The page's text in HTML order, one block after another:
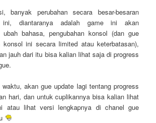
banyak perubahan secara besar-besaran
ini, diantaranya adalah game ini akan
ubah bahasa, pengubahan konsol (dan gue
konsol ini secara limited atau keterbatasan),
jauh dari itu bisa kalian lihat saja di progress
akan gue update lagi tentang progress
hari, dan untuk cuplikannya bisa kalian lihat
atau lihat versi lengkapnya di chanel gue